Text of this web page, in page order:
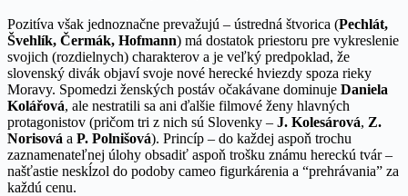
Pozitíva však jednoznačne prevažujú – ústredná štvorica (Pechlát,
Švehlík, Čermák, Hofmann) má dostatok priestoru pre vykreslenie
svojich (rozdielnych) charakterov a je veľký predpoklad, že
slovenský divák objaví svoje nové herecké hviezdy spoza rieky
Moravy. Spomedzi ženských postáv očakávane dominuje Daniela
Kolářová, ale nestratili sa ani ďalšie filmové ženy hlavných
protagonistov (pričom tri z nich sú Slovenky – J. Kolesárová, Z.
Norisová a P. Polnišová). Princíp – do každej aspoň trochu
zaznamenateľnej úlohy obsadiť aspoň trošku známu hereckú tvár –
našťastie neskĺzol do podoby cameo figurkárenia a “prehrávania” za
každú cenu.